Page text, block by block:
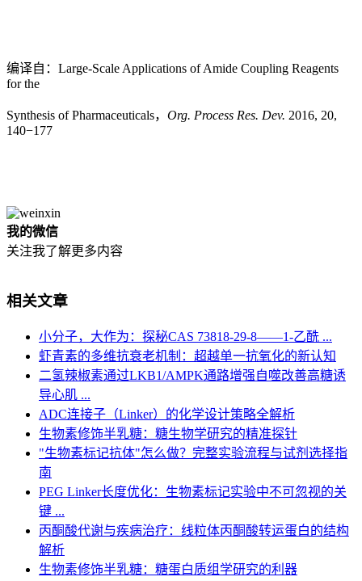
编译自：Large-Scale Applications of Amide Coupling Reagents
for the
Synthesis of Pharmaceuticals， Org. Process Res. Dev. 2016, 20,
140−177
我的微信
关注我了解更多内容
相关文章
小分子，大作为：探秘CAS 73818-29-8——1-乙酰 ...
虾青素的多维抗衰老机制：超越单一抗氧化的新认知
二氢辣椒素通过LKB1/AMPK通路增强自噬改善高糖诱
导心肌 ...
ADC连接子（Linker）的化学设计策略全解析
生物素修饰半乳糖：糖生物学研究的精准探针
"生物素标记抗体"怎么做？完整实验流程与试剂选择指
南
PEG Linker长度优化：生物素标记实验中不可忽视的关
键 ...
丙酮酸代谢与疾病治疗：线粒体丙酮酸转运蛋白的结构
解析
生物素修饰半乳糖：糖蛋白质组学研究的利器